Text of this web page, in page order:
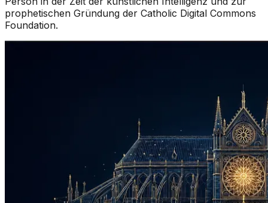
prophetischen Gründung der Catholic Digital Commons
Foundation.